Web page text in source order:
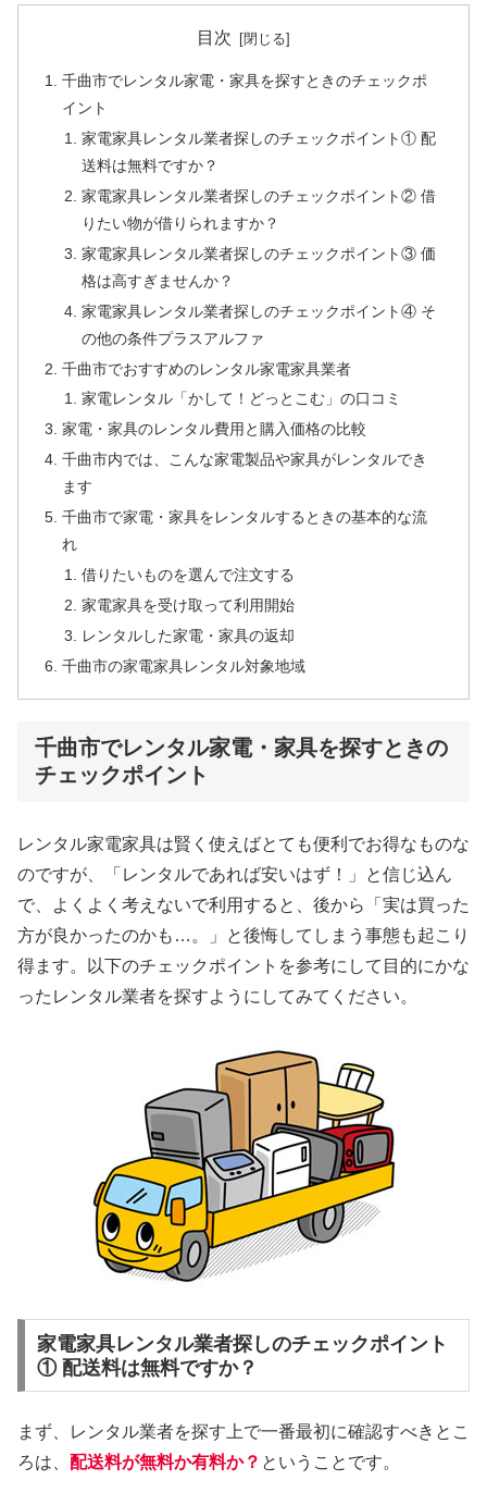
目次
千曲市でレンタル家電・家具を探すときのチェックポ
イント
家電家具レンタル業者探しのチェックポイント① 配
送料は無料ですか？
家電家具レンタル業者探しのチェックポイント② 借
りたい物が借りられますか？
家電家具レンタル業者探しのチェックポイント③ 価
格は高すぎませんか？
家電家具レンタル業者探しのチェックポイント④ そ
の他の条件プラスアルファ
千曲市でおすすめのレンタル家電家具業者
家電レンタル「かして！どっとこむ」の口コミ
家電・家具のレンタル費用と購入価格の比較
千曲市内では、こんな家電製品や家具がレンタルでき
ます
千曲市で家電・家具をレンタルするときの基本的な流
れ
借りたいものを選んで注文する
家電家具を受け取って利用開始
レンタルした家電・家具の返却
千曲市の家電家具レンタル対象地域
千曲市でレンタル家電・家具を探すときの
チェックポイント
レンタル家電家具は賢く使えばとても便利でお得なものな
のですが、「レンタルであれば安いはず！」と信じ込ん
で、よくよく考えないで利用すると、後から「実は買った
方が良かったのかも…。」と後悔してしまう事態も起こり
得ます。以下のチェックポイントを参考にして目的にかな
ったレンタル業者を探すようにしてみてください。
家電家具レンタル業者探しのチェックポイント
① 配送料は無料ですか？
まず、レンタル業者を探す上で一番最初に確認すべきとこ
ろは、 配送料が無料か有料か？ ということです。